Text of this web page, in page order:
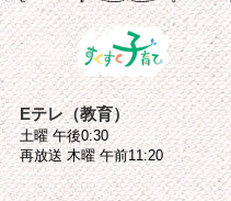
Eテレ（教育）
土曜 午後0:30
再放送 木曜 午前11:20